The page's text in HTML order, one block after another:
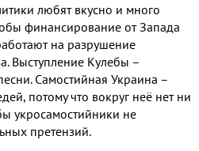
любят вкусно и много
финансирование от Запада
на разрушение
. Выступление Кулебы –
. Самостийная Украина –
, потому что вокруг неё нет ни
укросамостийники не
претензий.